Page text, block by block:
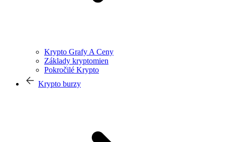
Krypto Grafy A Ceny
Základy kryptomien
Pokročilé Krypto
Krypto burzy